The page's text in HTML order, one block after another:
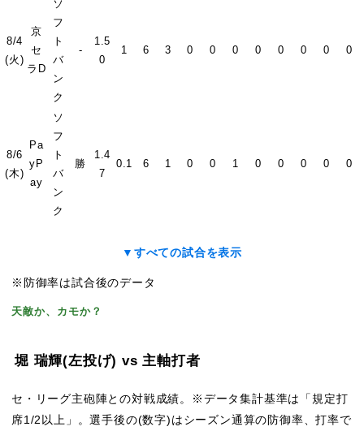
8/4
(火)
京
セ
ラD
ソ
フ
ト
バ
ン
ク
-
1.5
0
1 6 3 0 0 0 0 0 0 0 0
8/6
(木)
Pa
yP
ay
ソ
フ
ト
バ
ン
ク
勝
1.4
7
0.1 6 1 0 0 1 0 0 0 0 0
▼すべての試合を表示
※防御率は試合後のデータ
天敵か、カモか？
堀 瑞輝(左投げ) vs 主軸打者
セ・リーグ主砲陣との対戦成績。※データ集計基準は「規定打
席1/2以上」。選手後の(数字)はシーズン通算の防御率、打率で